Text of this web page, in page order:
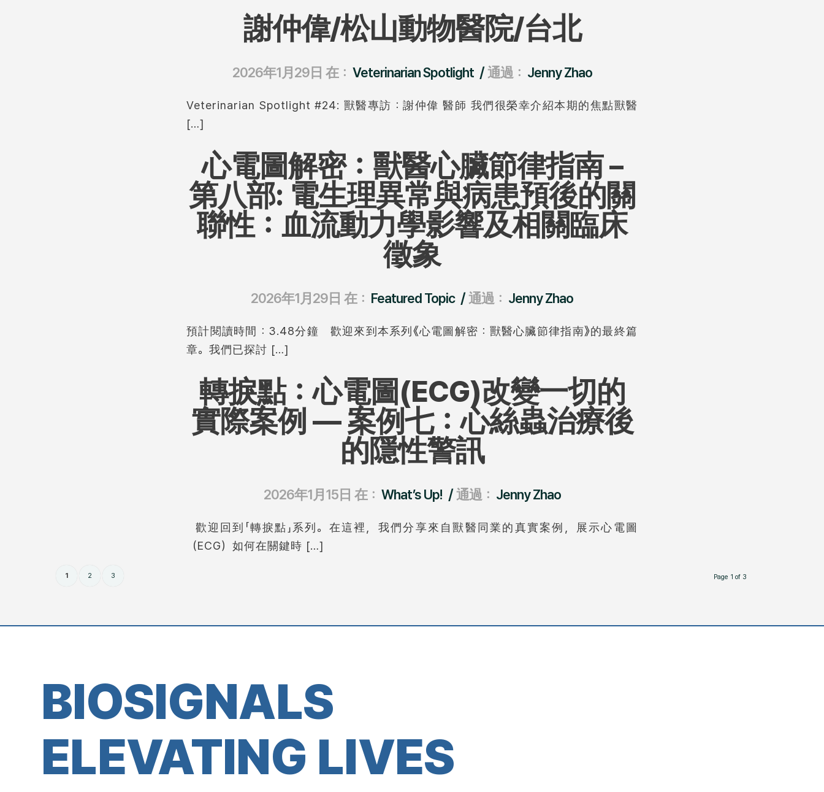
謝仲偉/松山動物醫院/台北
2026年1月29日 在： Veterinarian Spotlight / 通過： Jenny Zhao
Veterinarian Spotlight #24: 獸醫專訪：謝仲偉 醫師 我們很榮幸介紹本期的焦點獸醫
[…]
心電圖解密：獸醫心臟節律指南 –
第八部: 電生理異常與病患預後的關
聯性：血流動力學影響及相關臨床
徵象
2026年1月29日 在： Featured Topic /通過： Jenny Zhao
預計閱讀時間：3.48分鐘 歡迎來到本系列《心電圖解密：獸醫心臟節律指南》的最終篇
章。我們已探討 […]
轉捩點：心電圖(ECG)改變一切的
實際案例 — 案例七：心絲蟲治療後
的隱性警訊
2026年1月15日 在： What’s Up! / 通過： Jenny Zhao
歡迎回到「轉捩點」系列。在這裡，我們分享來自獸醫同業的真實案例，展示心電圖
（ECG）如何在關鍵時 […]
Page 1 of 3
1 2 3
BIOSIGNALS
ELEVATING LIVES